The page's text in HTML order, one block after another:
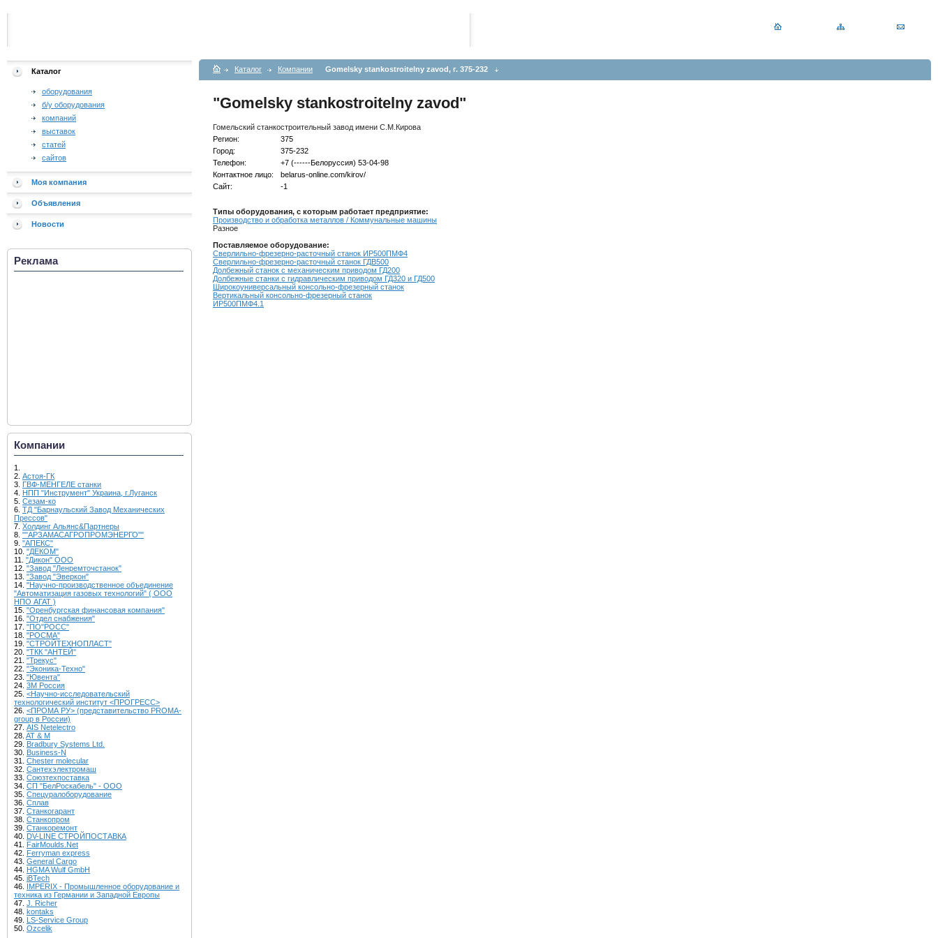
Каталог
оборудования
б/у оборудования
компаний
выставок
статей
сайтов
Моя компания
Объявления
Новости
Реклама
Компании
1.
2. Астоя-ГК
3. ГВФ-МЕНГЕЛЕ станки
4. НПП "Инструмент" Украина, г.Луганск
5. Сезам-ко
6. ТД "Барнаульский Завод Механических
Прессов"
7. Холдинг Альянс&Партнеры
8. ""АРЗАМАСАГРОПРОМЭНЕРГО""
9. "АПЕКС"
10. "ДЕКОМ"
11. "Дикон" ООО
12. "Завод "Ленремточстанок"
13. "Завод "Эверкон"
14. "Научно-производственное объединение
"Автоматизация газовых технологий" ( ООО
НПО АГАТ )
15. "Оренбургская финансовая компания"
16. "Отдел снабжения"
17. "ПО"РОСС"
18. "РОСМА"
19. "СТРОЙТЕХНОПЛАСТ"
20. "ТКК "АНТЕЙ"
21. "Трекус"
22. "Эконика-Техно"
23. "Ювента"
24. 3М Россия
25. <Научно-исследовательский
технологический институт <ПРОГРЕСС>
26. <ПРОМА РУ> (представительство PROMA-
group в России)
27. AIS Netelectro
28. AT & M
29. Bradbury Systems Ltd.
30. Business-N
31. Chester molecular
32. Cантехэлектромаш
33. Cоюзтехпоставка
34. CП "БелРоскабель" - ООО
35. Cпецуралоборудование
36. Cплав
37. Cтанкогарант
38. Cтанкопром
39. Cтанкоремонт
40. DV-LINE СТРОЙПОСТАВКА
41. FairMoulds.Net
42. Ferryman express
43. General Cargo
44. HGMA Wulf GmbH
45. iBTech
46. IMPERIX - Промышленное оборудование и
техника из Германии и Западной Европы
47. J. Richer
48. kontaks
49. LS-Service Group
50. Ozcelik
Каталог Компании Gomelsky stankostroitelny zavod, г. 375-232
"Gomelsky stankostroitelny zavod"
Гомельский станкостроительный завод имени С.М.Кирова
Регион:
375
Город:
375-232
Телефон:
+7 (------Белоруссия) 53-04-98
Контактное лицо:
belarus-online.com/kirov/
Сайт:
-1
Типы оборудования, с которым работает предприятие:
Производство и обработка металлов / Коммунальные машины
Разное
Поставляемое оборудование:
Сверлильно-фрезерно-расточный станок ИР500ПМФ4
Сверлильно-фрезерно-расточный станок ГДВ500
Долбежный станок с механическим приводом ГД200
Долбежные станки с гидравлическим приводом ГД320 и ГД500
Широкоуниверсальный консольно-фрезерный станок
Вертикальный консольно-фрезерный станок
ИР500ПМФ4.1